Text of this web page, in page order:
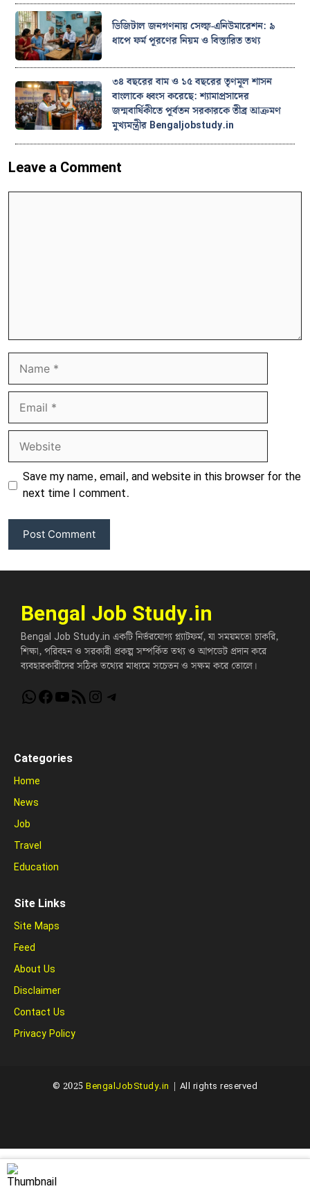
ডিজিটাল জনগণনায় সেল্ফ-এনিউমারেশন: ৯
ধাপে ফর্ম পূরণের নিয়ম ও বিস্তারিত তথ্য
৩৪ বছরের বাম ও ১৫ বছরের তৃণমূল শাসন
বাংলাকে ধ্বংস করেছে: শ্যামাপ্রসাদের
জন্মবার্ষিকীতে পূর্বতন সরকারকে তীব্র আক্রমণ
মুখ্যমন্ত্রীর Bengaljobstudy.in
Leave a Comment
Save my name, email, and website in this browser for the
next time I comment.
Bengal Job Study.in
Bengal Job Study.in একটি নির্ভরযোগ্য প্ল্যাটফর্ম, যা সময়মতো চাকরি,
শিক্ষা, পরিবহন ও সরকারী প্রকল্প সম্পর্কিত তথ্য ও আপডেট প্রদান করে
ব্যবহারকারীদের সঠিক তথ্যের মাধ্যমে সচেতন ও সক্ষম করে তোলে।
WhatsApp
Facebook
YouTube
RSS FeedInstagram
Telegram
Categories
Home
News
Job
Travel
Education
Site Links
Site Maps
Feed
About Us
Disclaimer
Contact Us
Privacy Policy
© 2025BengalJobStudy.in | All rights reserved